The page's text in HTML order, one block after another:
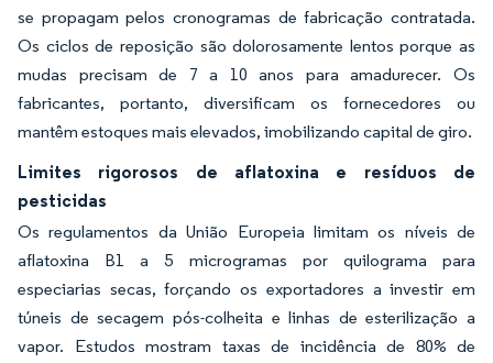
se propagam pelos cronogramas de fabricação contratada.
Os ciclos de reposição são dolorosamente lentos porque as
mudas precisam de 7 a 10 anos para amadurecer. Os
fabricantes, portanto, diversificam os fornecedores ou
mantêm estoques mais elevados, imobilizando capital de giro.
Limites rigorosos de aflatoxina e resíduos de
pesticidas
Os regulamentos da União Europeia limitam os níveis de
aflatoxina B1 a 5 microgramas por quilograma para
especiarias secas, forçando os exportadores a investir em
túneis de secagem pós-colheita e linhas de esterilização a
vapor. Estudos mostram taxas de incidência de 80% de